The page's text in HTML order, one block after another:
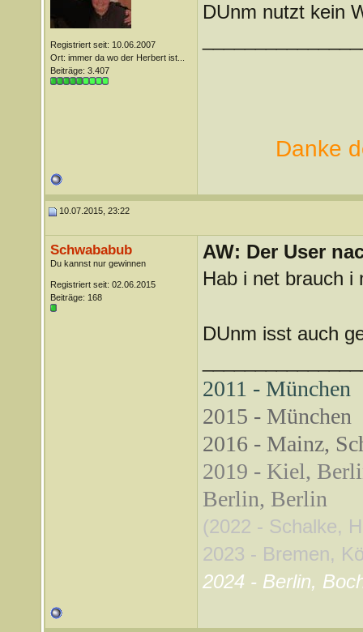
Registriert seit: 10.06.2007
Ort: immer da wo der Herbert ist...
Beiträge: 3.407
DUnm nutzt kein
Danke
10.07.2015, 23:22
Schwababub
Du kannst nur gewinnen
Registriert seit: 02.06.2015
Beiträge: 168
AW: Der User
Hab i net brauch i
DUnm isst auch
2011 - München
2015 - München
2016 - Mainz,
2019 - Kiel,
Berlin, Berlin
(2022 - Schalke,
2023 - Bremen,
2024 - Berlin,